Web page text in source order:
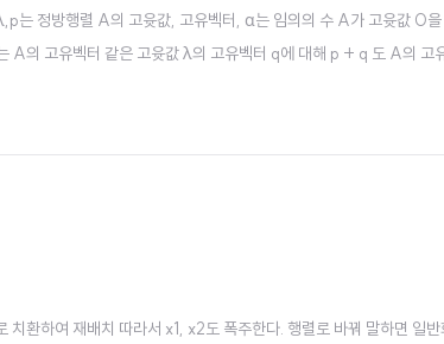
는 정방행렬 A의 고윳값, 고유벡터, α는 임의의 수 A가 고윳값 0
의 고유벡터 같은 고윳값 λ의 고유벡터 q에 대해 p + q 도 A의
환하여 재배치 따라서 x1, x2도 폭주한다. 행렬로 바꿔 말하면 일반